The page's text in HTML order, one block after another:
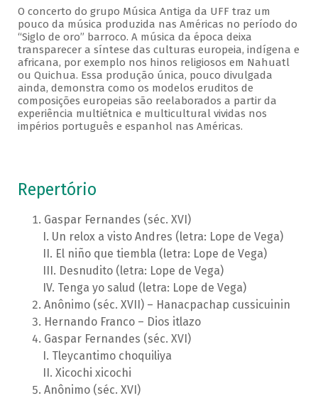
O concerto do grupo Música Antiga da UFF traz um
pouco da música produzida nas Américas no período do
“Siglo de oro” barroco. A música da época deixa
transparecer a síntese das culturas europeia, indígena e
africana, por exemplo nos hinos religiosos em Nahuatl
ou Quichua. Essa produção única, pouco divulgada
ainda, demonstra como os modelos eruditos de
composições europeias são reelaborados a partir da
experiência multiétnica e multicultural vividas nos
impérios português e espanhol nas Américas.
Repertório
Gaspar Fernandes (séc. XVI)
Un relox a visto Andres (letra: Lope de Vega)
El niño que tiembla (letra: Lope de Vega)
Desnudito (letra: Lope de Vega)
Tenga yo salud (letra: Lope de Vega)
Anônimo (séc. XVII) – Hanacpachap cussicuinin
Hernando Franco – Dios itlazo
Gaspar Fernandes (séc. XVI)
Tleycantimo choquiliya
Xicochi xicochi
Anônimo (séc. XVI)